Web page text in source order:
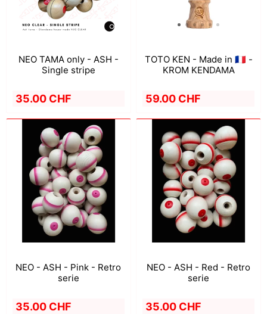
NEO TAMA only - ASH -
Single stripe
35.00 CHF
TOTO KEN - Made in 🇫🇷 -
KROM KENDAMA
59.00 CHF
NEO - ASH - Pink - Retro
serie
35.00 CHF
NEO - ASH - Red - Retro
serie
35.00 CHF